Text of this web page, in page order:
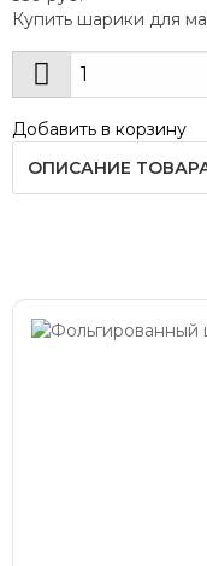
Купить шарики для
Добавить в корзину
ОПИСАНИЕ